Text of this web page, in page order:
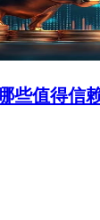
些值得信